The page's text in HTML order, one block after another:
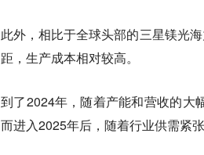
此外，相比于全球头部的三星镁光
距，生产成本相对较高。
到了2024年，随着产能和营收的大
而进入2025年后，随着行业供需紧